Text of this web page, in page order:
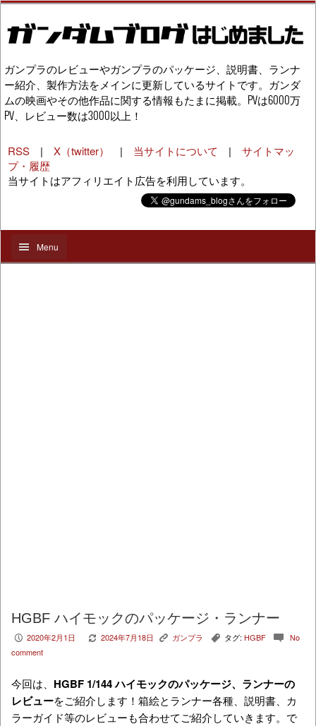
ガンプラのレビューやガンプラのパッケージ、説明書、ランナ
ー紹介、製作方法をメインに更新しているサイトです。ガンダ
ムの映画やその他作品に関する情報もたまに掲載。PVは6000万
PV、レビュー数は3000以上！
RSS | X（twitter） | 当サイトについて | サイトマッ
プ・履歴
当サイトはアフィリエイト広告を利用しています。
Menu
HGBF ハイモックのパッケージ・ランナー
P 2020年2月1日 V 2024年7月18日 K ガンプラ , タグ: HGBF c No
comment
今回は、 HGBF 1/144 ハイモックのパッケージ、ランナーの
レビューをご紹介します！箱絵とランナー各種、説明書、カ
ラーガイド等のレビューも合わせてご紹介していきます。で